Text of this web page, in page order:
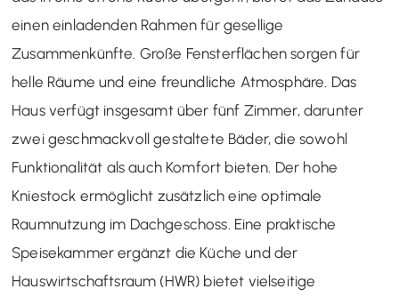
einen einladenden Rahmen für gesellige
Zusammenkünfte. Große Fensterflächen sorgen für
helle Räume und eine freundliche Atmosphäre. Das
Haus verfügt insgesamt über fünf Zimmer, darunter
zwei geschmackvoll gestaltete Bäder, die sowohl
Funktionalität als auch Komfort bieten. Der hohe
Kniestock ermöglicht zusätzlich eine optimale
Raumnutzung im Dachgeschoss. Eine praktische
Speisekammer ergänzt die Küche und der
Hauswirtschaftsraum (HWR) bietet vielseitige